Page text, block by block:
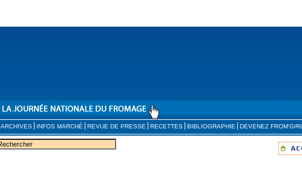
ARCHIVES INFOS MARCHÉ REVUE DE PRESSE RECETTES BIBLIOGRAPHIE DEVENEZ FROM'GIRL